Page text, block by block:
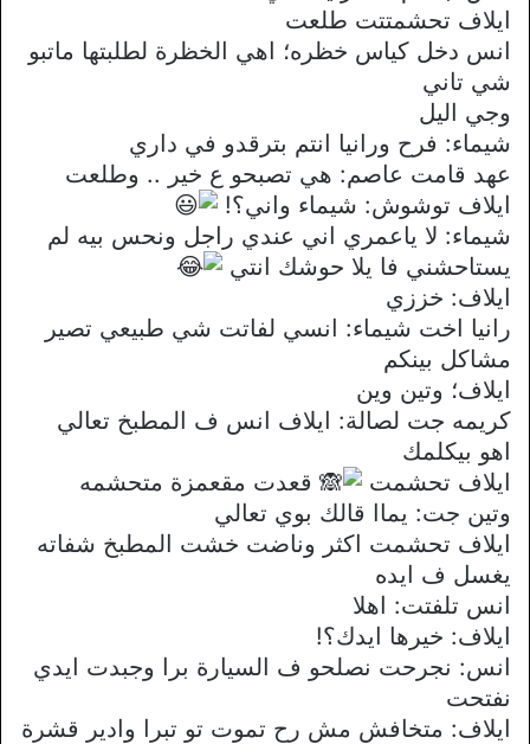
ايلاف تحشمتتت طلعت
انس دخل كياس خظره؛ اهي الخظرة لطلبتها ماتبو
شي تاني
وجي اليل
شيماء: فرح ورانيا انتم بترقدو في داري
عهد قامت عاصم: هي تصبحو ع خير .. وطلعت
ايلاف توشوش: شيماء واني؟!
شيماء: لا ياعمري اني عندي راجل ونحس بيه لم
يستاحشني فا يلا حوشك انتي
ايلاف: خززي
رانيا اخت شيماء: انسي لفاتت شي طبيعي تصير
مشاكل بينكم
ايلاف؛ وتين وين
كريمه جت لصالة: ايلاف انس ف المطبخ تعالي
اهو بيكلمك
ايلاف تحشمت
قعدت مقعمزة متحشمه
وتين جت: يماا قالك بوي تعالي
ايلاف تحشمت اكثر وناضت خشت المطبخ شفاته
يغسل ف ايده
انس تلفتت: اهلا
ايلاف: خيرها ايدك؟!
انس: نجرحت نصلحو ف السيارة برا وجبدت ايدي
نفتحت
ايلاف: متخافش مش رح تموت تو تبرا وادير قشرة